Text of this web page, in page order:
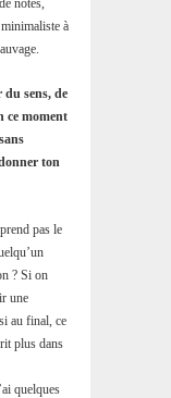
notes,
à
sens, de
ce moment
ton
pas le
? Si on
une
au final, ce
plus dans
quelques